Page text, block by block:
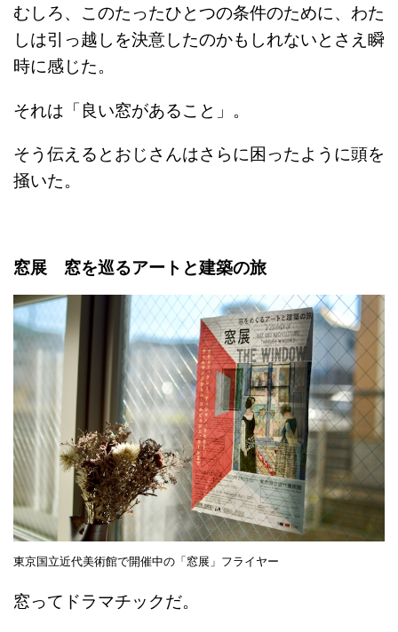
むしろ、このたったひとつの条件のために、わた
しは引っ越しを決意したのかもしれないとさえ瞬
時に感じた。
それは「良い窓があること」。
そう伝えるとおじさんはさらに困ったように頭を
掻いた。
窓展 窓を巡るアートと建築の旅
東京国立近代美術館で開催中の「窓展」フライヤー
窓ってドラマチックだ。